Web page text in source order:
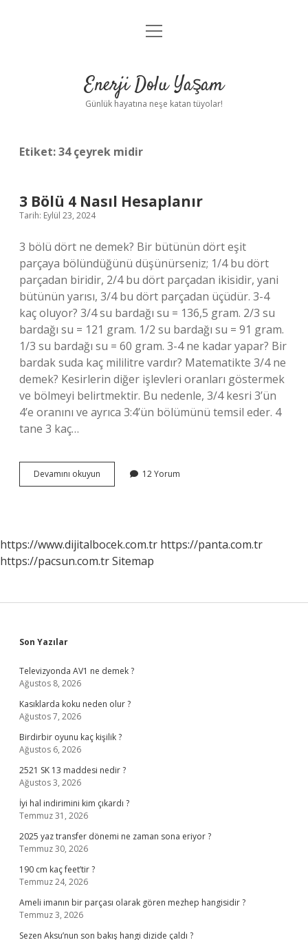
Anasayfa
Yasal Uyarı
menüyü
Enerji Dolu Yaşam
Günlük hayatına neşe katan tüyolar!
Etiket:34 çeyrek midir
3 Bölü 4 Nasıl Hesaplanır
Tarih: Eylül 23, 2024
3 bölü dört ne demek? Bir bütünün dört eşit
parçaya bölündüğünü düşünürseniz; 1/4 bu dört
parçadan biridir, 2/4 bu dört parçadan ikisidir, yani
bütünün yarısı, 3/4 bu dört parçadan üçüdür. 3-4
kaç oluyor? 3/4 su bardağı su = 136,5 gram. 2/3 su
bardağı su = 121 gram. 1/2 su bardağı su = 91 gram.
1/3 su bardağı su = 60 gram. 3-4 ne kadar yapar? Bir
bardak suda kaç mililitre vardır? Matematikte 3/4 ne
demek? Kesirlerin diğer işlevleri oranları göstermek
ve bölmeyi belirtmektir. Bu nedenle, 3/4 kesri 3’ün
4’e oranını ve ayrıca 3:4’ün bölümünü temsil eder. 4
tane 3 kaç…
Devamını okuyun
Bölü
12 Yorum
https://www.dijitalbocek.com.tr https://panta.com.tr
https://pacsun.com.trSitemap
Sidebar
Son Yazılar
Televizyonda AV1 ne demek ?
Ağustos 8, 2026
Kasıklarda koku neden olur ?
Ağustos 7, 2026
Birdirbir oyunu kaç kişilik ?
Ağustos 6, 2026
2521 SK 13 maddesi nedir ?
Ağustos 3, 2026
İyi hal indirimini kim çıkardı ?
Temmuz 31, 2026
2025 yaz transfer dönemi ne zaman sona eriyor ?
Temmuz 30, 2026
190 cm kaç feet’tir ?
Temmuz 24, 2026
Ameli imanın bir parçası olarak gören mezhep hangisidir ?
Temmuz 3, 2026
Sezen Aksu’nun son bakış hangi dizide çaldı ?